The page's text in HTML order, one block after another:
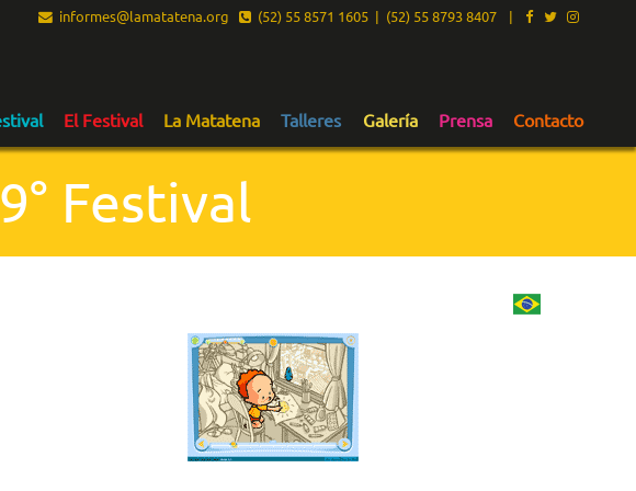
informes@lamatatena.org (52) 55 8571 1605 | (52) 55 8793 8407 |
El Festival La Matatena Talleres Galería Prensa Contacto
Festival